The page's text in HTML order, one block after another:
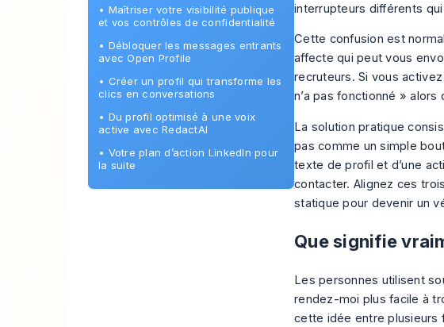
• Maîtriser votre visibilité publique
et vos contrôles de confidentialité
• Débloquer les messages entrants
avec Open Profile
• Créer un profil qui transforme les
clics en conversations
• Du profil optimisé à une voix
active avec RedactAI
• Votre plan d’action LinkedIn pour
la suite
interrupteurs différents
Cette confusion est
affecte qui peut vous
recruteurs. Si vous
n’a pas fonctionné »
La solution pratique
pas comme un simple
texte de profil et d’une
contacter. Alignez ces
statique pour devenir un
Que signifie
Les personnes utilisent
rendez-moi plus facile à
cette idée entre plusieurs